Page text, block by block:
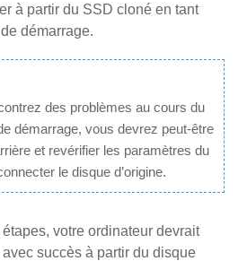
à partir du SSD cloné en tant
démarrage.
des problèmes au cours du
démarrage, vous devrez peut-être
et revérifier les paramètres du
le disque d’origine.
votre ordinateur devrait
succès à partir du disque